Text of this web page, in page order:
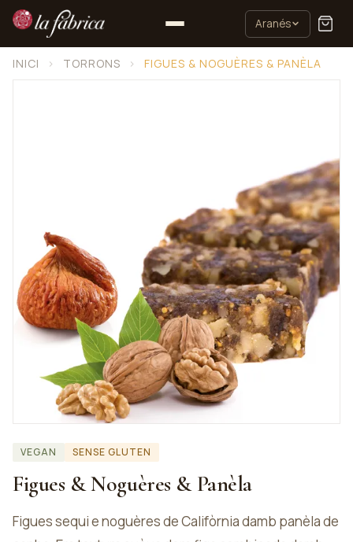
Aranés
INICI › TORRONS › FIGUES & NOGUÈRES & PANÈLA
VEGAN SENSE GLUTEN
Figues & Noguères & Panèla
Figues sequi e noguères de Califòrnia damb panèla de